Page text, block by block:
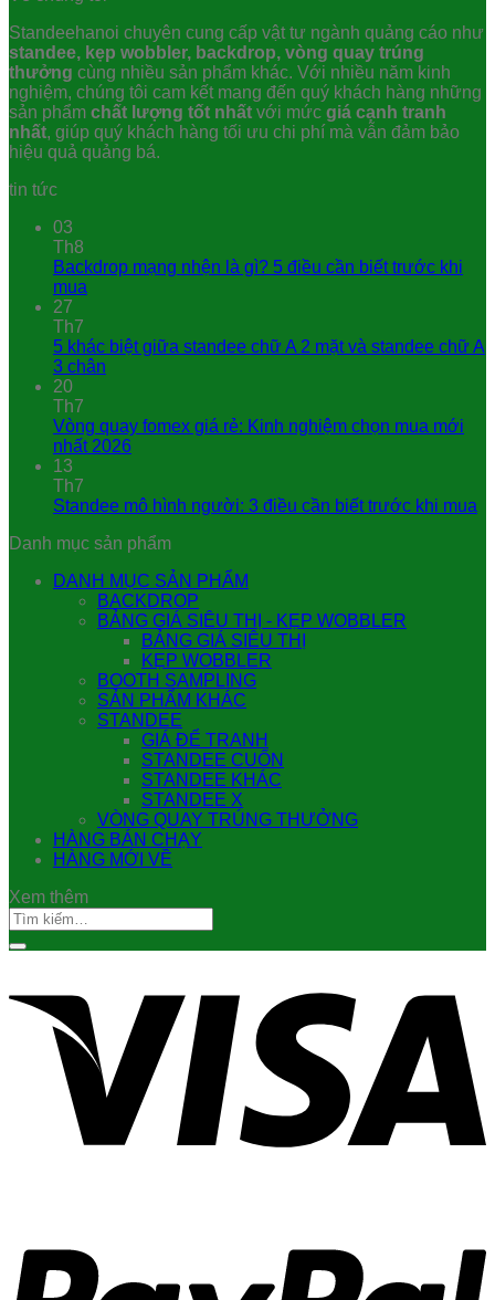
Standeehanoi chuyên cung cấp vật tư ngành quảng cáo như
standee, kẹp wobbler, backdrop, vòng quay trúng
thưởng cùng nhiều sản phẩm khác. Với nhiều năm kinh
nghiệm, chúng tôi cam kết mang đến quý khách hàng những
sản phẩm chất lượng tốt nhất với mức giá cạnh tranh
nhất, giúp quý khách hàng tối ưu chi phí mà vẫn đảm bảo
hiệu quả quảng bá.
tin tức
03
Th8
Backdrop mạng nhện là gì? 5 điều cần biết trước khi
mua
27
Th7
5 khác biệt giữa standee chữ A 2 mặt và standee chữ A
3 chân
20
Th7
Vòng quay fomex giá rẻ: Kinh nghiệm chọn mua mới
nhất 2026
13
Th7
Standee mô hình người: 3 điều cần biết trước khi mua
Danh mục sản phẩm
DANH MỤC SẢN PHẨM
BACKDROP
BẢNG GIÁ SIÊU THỊ - KẸP WOBBLER
BẢNG GIÁ SIÊU THỊ
KẸP WOBBLER
BOOTH SAMPLING
SẢN PHẨM KHÁC
STANDEE
GIÁ ĐỂ TRANH
STANDEE CUỐN
STANDEE KHÁC
STANDEE X
VÒNG QUAY TRÚNG THƯỞNG
HÀNG BÁN CHẠY
HÀNG MỚI VỀ
Xem thêm